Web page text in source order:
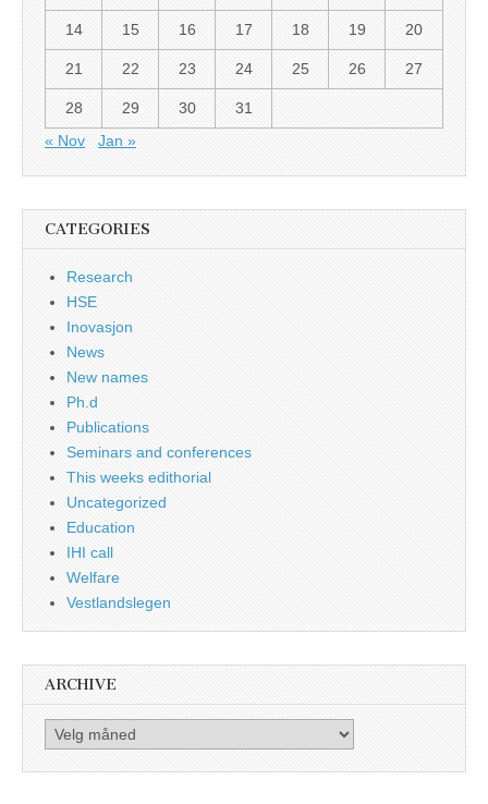
14 15 16 17 18 19 20
21 22 23 24 25 26 27
28 29 30
31
« Nov
Jan »
CATEGORIES
Research
HSE
Inovasjon
News
New names
Ph.d
Publications
Seminars and conferences
This weeks edithorial
Uncategorized
Education
IHI call
Welfare
Vestlandslegen
ARCHIVE
Archive